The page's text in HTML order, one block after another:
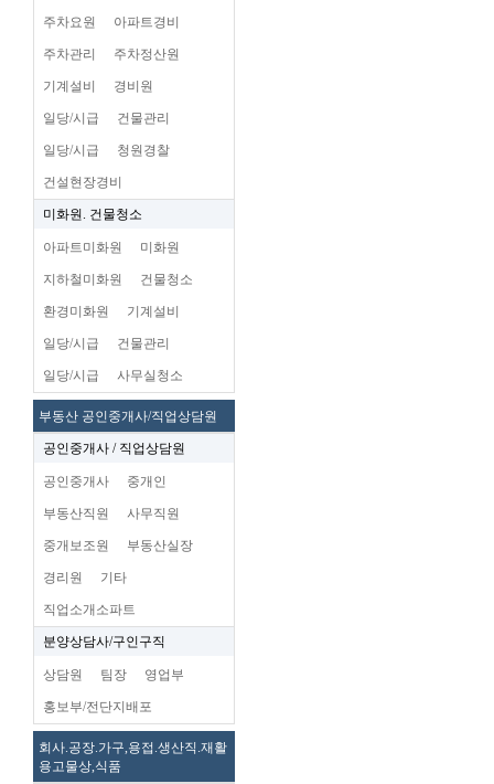
주차요원 아파트경비
주차관리 주차정산원
기계설비 경비원
일당/시급 건물관리
일당/시급 청원경찰
건설현장경비
미화원. 건물청소
아파트미화원 미화원
지하철미화원 건물청소
환경미화원 기계설비
일당/시급 건물관리
일당/시급 사무실청소
부동산 공인중개사/직업상담원
공인중개사 / 직업상담원
공인중개사 중개인
부동산직원 사무직원
중개보조원 부동산실장
경리원 기타
직업소개소파트
분양상담사/구인구직
상담원 팀장 영업부
홍보부/전단지배포
회사.공장.가구,용접.생산직.재활
용고물상,식품